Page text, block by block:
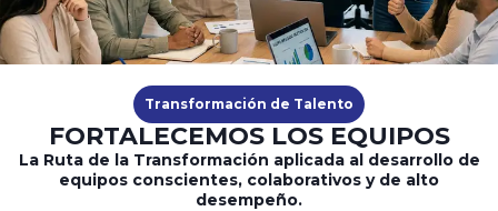
Transformación de Talento
FORTALECEMOS LOS EQUIPOS
La Ruta de la Transformación aplicada al desarrollo de
equipos conscientes, colaborativos y de alto
desempeño.